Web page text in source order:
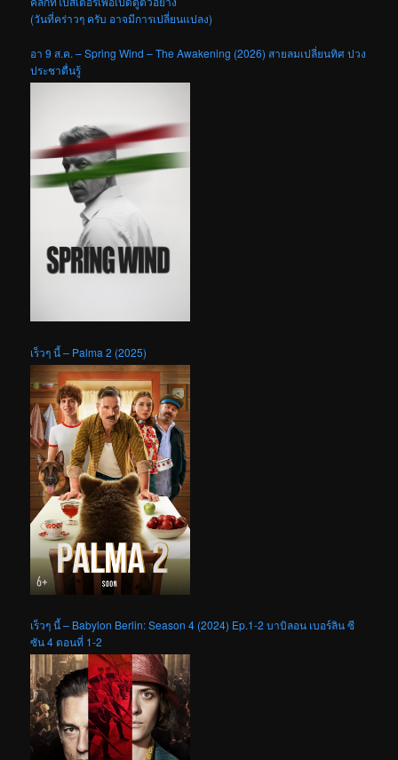
(วันที่คร่าวๆ ครับ อาจมีการเปลี่ยนแปลง)
อา 9 ส.ค. – Spring Wind – The Awakening (2026) สายลมเปลี่ยนทิศ ปวง
ประชาตื่นรู้
เร็วๆ นี้ – Palma 2 (2025)
เร็วๆ นี้ – Babylon Berlin: Season 4 (2024) Ep.1-2 บาบิลอน เบอร์ลิน ซี
ซัน 4 ตอนที่ 1-2